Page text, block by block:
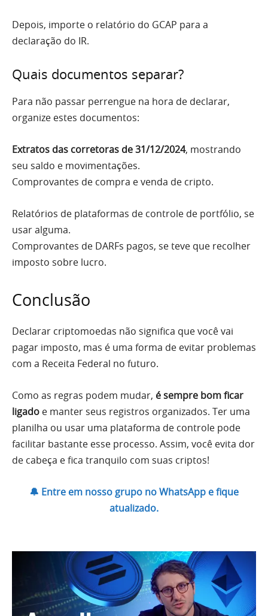
Depois, importe o relatório do GCAP para a
declaração do IR.
Quais documentos separar?
Para não passar perrengue na hora de declarar,
organize estes documentos:
Extratos das corretoras de 31/12/2024, mostrando
seu saldo e movimentações.
Comprovantes de compra e venda de cripto.
Relatórios de plataformas de controle de portfólio, se
usar alguma.
Comprovantes de DARFs pagos, se teve que recolher
imposto sobre lucro.
Conclusão
Declarar criptomoedas não significa que você vai
pagar imposto, mas é uma forma de evitar problemas
com a Receita Federal no futuro.
Como as regras podem mudar, é sempre bom ficar
ligado e manter seus registros organizados. Ter uma
planilha ou usar uma plataforma de controle pode
facilitar bastante esse processo. Assim, você evita dor
de cabeça e fica tranquilo com suas criptos!
🔔 Entre em nosso grupo no WhatsApp e fique
atualizado.